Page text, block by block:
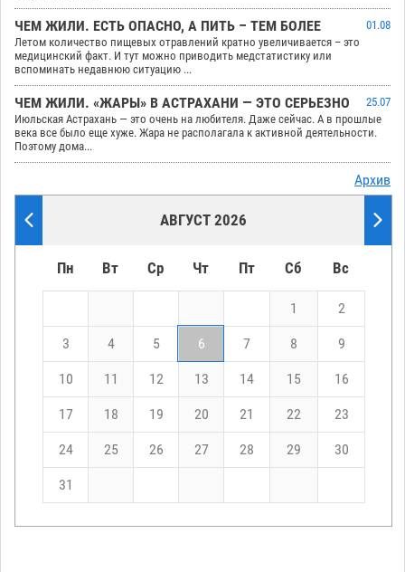
ЧЕМ ЖИЛИ. ЕСТЬ ОПАСНО, А ПИТЬ – ТЕМ БОЛЕЕ
01.08
Летом количество пищевых отравлений кратно увеличивается – это
медицинский факт. И тут можно приводить медстатистику или
вспоминать недавнюю ситуацию ...
ЧЕМ ЖИЛИ. «ЖАРЫ» В АСТРАХАНИ — ЭТО СЕРЬЕЗНО
25.07
Июльская Астрахань — это очень на любителя. Даже сейчас. А в прошлые
века все было еще хуже. Жара не располагала к активной деятельности.
Поэтому дома...
Архив
АВГУСТ 2026
Пн Вт Ср Чт Пт Сб Вс
1 2
3 4 5 6 7 8 9
10 11 12 13 14 15 16
17 18 19 20 21 22 23
24 25 26 27 28 29 30
31